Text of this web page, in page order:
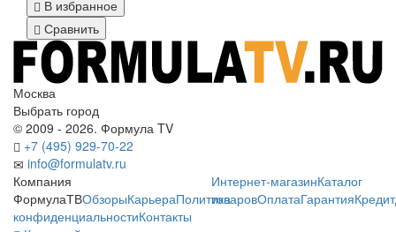
В избранное
Сравнить
Москва
Выбрать город
© 2009 - 2026. Формула TV
+7 (495) 929-70-22
info@formulatv.ru
Компания
ФормулаТВОбзорыКарьераПолитика
конфиденциальностиКонтакты
Интернет-магазинКаталог
товаровОплатаГарантияКредит